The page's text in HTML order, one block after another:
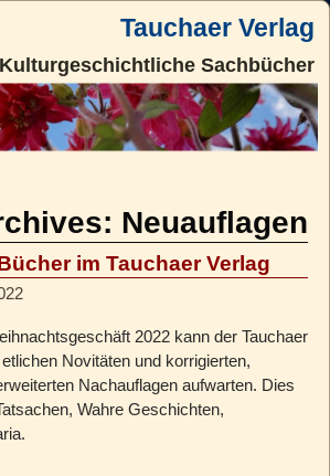
Tauchaer Verlag
Kulturgeschichtliche Sachbücher
Neuauflagen
im Tauchaer Verlag
2022 kann der Tauchaer
Novitäten und korrigierten,
Nachauflagen aufwarten. Dies
Wahre Geschichten,